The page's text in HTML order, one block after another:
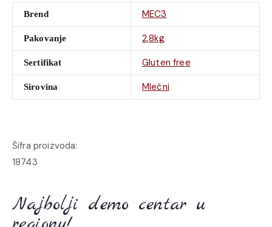
Brend MEC3
Pakovanje 2,8kg
Sertifikat Gluten free
Sirovina Mlečni
Šifra proizvoda:
18743
Najbolji demo centar u